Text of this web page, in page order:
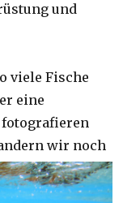
und
viele Fische
eine
wir noch